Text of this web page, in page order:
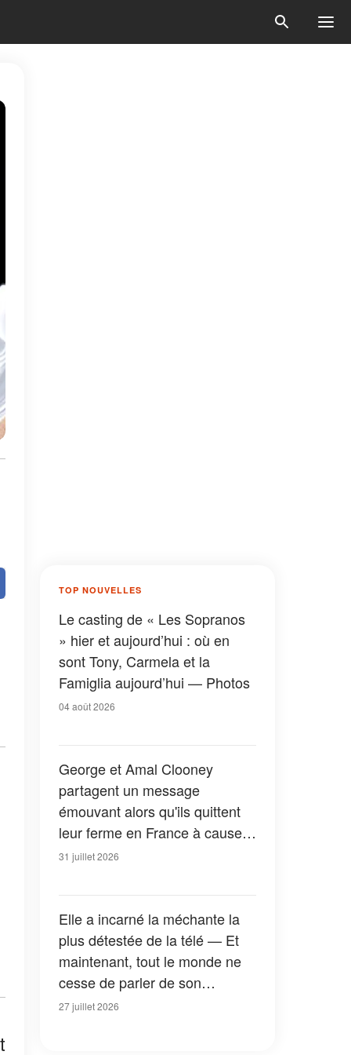
TOP NOUVELLES
Le casting de « Les Sopranos
» hier et aujourd’hui : où en
sont Tony, Carmela et la
Famiglia aujourd’hui — Photos
04 août 2026
George et Amal Clooney
partagent un message
émouvant alors qu'ils quittent
leur ferme en France à cause
des feux de forêt — Tous les
31 juillet 2026
Elle a incarné la méchante la
plus détestée de la télé — Et
maintenant, tout le monde ne
cesse de parler de son
apparition dans la nouvelle
27 juillet 2026